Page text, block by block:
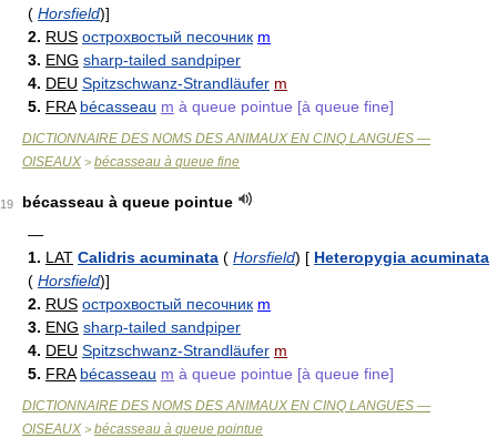
( Horsfield)]
2. RUS острохвостый песочник m
3. ENG sharp-tailed sandpiper
4. DEU Spitzschwanz-Strandläufer m
5. FRA bécasseau m à queue pointue [à queue fine]
DICTIONNAIRE DES NOMS DES ANIMAUX EN CINQ LANGUES —
OISEAUX > bécasseau à queue fine
19
bécasseau à queue pointue
—
1. LAT Calidris acuminata ( Horsfield) [ Heteropygia acuminata
( Horsfield)]
2. RUS острохвостый песочник m
3. ENG sharp-tailed sandpiper
4. DEU Spitzschwanz-Strandläufer m
5. FRA bécasseau m à queue pointue [à queue fine]
DICTIONNAIRE DES NOMS DES ANIMAUX EN CINQ LANGUES —
OISEAUX > bécasseau à queue pointue